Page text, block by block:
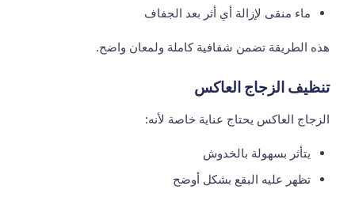
ماء منقى لإزالة أي أثر بعد الجفاف
هذه الطريقة تضمن شفافية كاملة ولمعان واضح.
تنظيف الزجاج العاكس
الزجاج العاكس يحتاج عناية خاصة لأنه:
يتأثر بسهولة بالخدوش
تظهر عليه البقع بشكل أوضح